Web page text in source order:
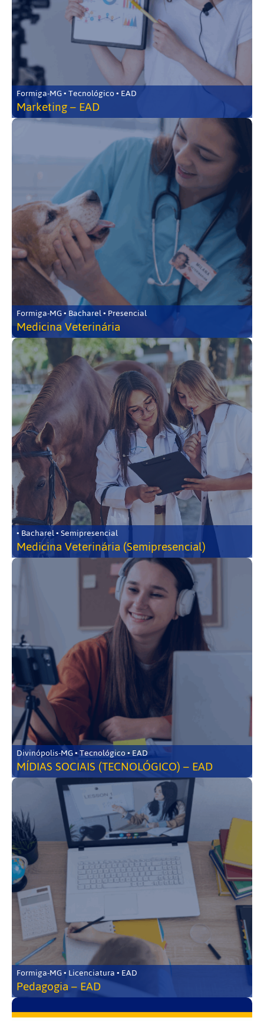
Formiga-MG • Tecnológico • EAD
Marketing – EAD
Formiga-MG • Bacharel • Presencial
Medicina Veterinária
• Bacharel • Semipresencial
Medicina Veterinária (Semipresencial)
Divinópolis-MG • Tecnológico • EAD
MÍDIAS SOCIAIS (TECNOLÓGICO) – EAD
Formiga-MG • Licenciatura • EAD
Pedagogia – EAD